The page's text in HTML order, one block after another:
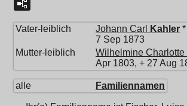
Vater-leiblich Johann Carl Kahler
7 Sep 1873
Mutter-leiblich
Wilhelmine Charlotte
Apr 1803, + 27 Aug
alle Familiennamen